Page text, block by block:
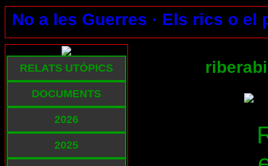
No a les Guerres · Els rics o el
RELATS UTÒPICS
DOCUMENTS
2026
2025